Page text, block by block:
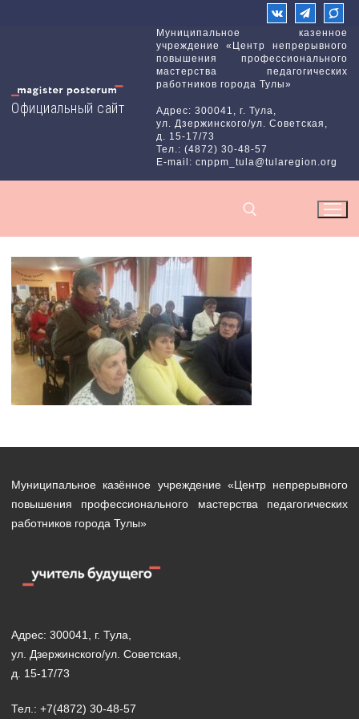
Официальный сайт
Муниципальное казенное
учреждение «Центр непрерывного
повышения профессионального
мастерства педагогических
работников города Тулы»
Адрес: 300041, г. Тула,
ул. Дзержинского/ул. Советская,
д. 15-17/73
Тел.: (4872) 30-48-57
E-mail: cnppm_tula@tularegion.org
Найти:
Муниципальное казённое учреждение «Центр непрерывного
повышения профессионального мастерства педагогических
работников города Тулы»
Адрес: 300041, г. Тула,
ул. Дзержинского/ул. Советская,
д. 15-17/73
Тел.: +7(4872) 30-48-57